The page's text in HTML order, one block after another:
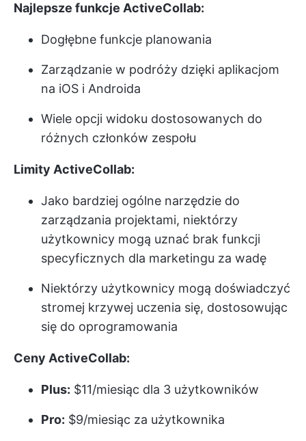
Najlepsze funkcje ActiveCollab:
Dogłębne funkcje planowania
Zarządzanie w podróży dzięki aplikacjom
na iOS i Androida
Wiele opcji widoku dostosowanych do
różnych członków zespołu
Limity ActiveCollab:
Jako bardziej ogólne narzędzie do
zarządzania projektami, niektórzy
użytkownicy mogą uznać brak funkcji
specyficznych dla marketingu za wadę
Niektórzy użytkownicy mogą doświadczyć
stromej krzywej uczenia się, dostosowując
się do oprogramowania
Ceny ActiveCollab:
Plus: $11/miesiąc dla 3 użytkowników
Pro: $9/miesiąc za użytkownika